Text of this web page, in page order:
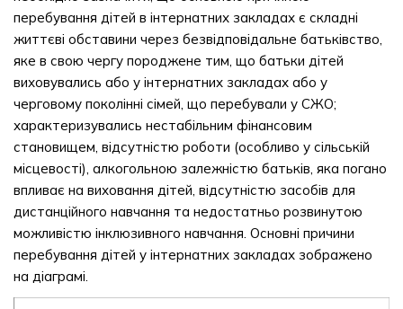
перебування дітей в інтернатних закладах є складні
життєві обставини через безвідповідальне батьківство,
яке в свою чергу породжене тим, що батьки дітей
виховувались або у інтернатних закладах або у
черговому поколінні сімей, що перебували у СЖО;
характеризувались нестабільним фінансовим
становищем, відсутністю роботи (особливо у сільській
місцевості), алкогольною залежністю батьків, яка погано
впливає на виховання дітей, відсутністю засобів для
дистанційного навчання та недостатньо розвинутою
можливістю інклюзивного навчання. Основні причини
перебування дітей у інтернатних закладах зображено
на діаграмі.